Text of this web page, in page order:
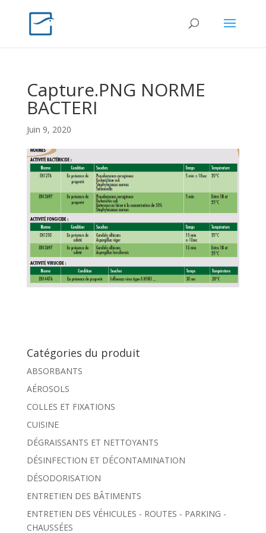
Capture.PNG NORME
BACTERI
Juin 9, 2020
Catégories du produit
ABSORBANTS
AÉROSOLS
COLLES ET FIXATIONS
CUISINE
DÉGRAISSANTS ET NETTOYANTS
DÉSINFECTION ET DÉCONTAMINATION
DÉSODORISATION
ENTRETIEN DES BÂTIMENTS
ENTRETIEN DES VÉHICULES - ROUTES - PARKING -
CHAUSSÉES